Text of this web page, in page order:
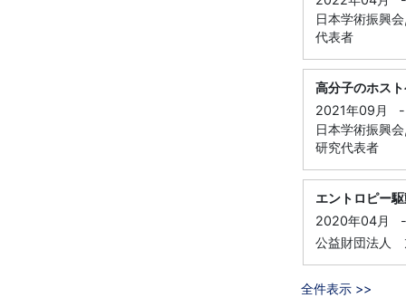
日本学術振興
代表者
高分子のホス
2021年09月
-
日本学術振興
研究代表者
エントロピー
2020年04月
-
公益財団法人
全件表示 >>